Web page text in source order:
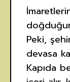
Peki,
devasa
Kapıda